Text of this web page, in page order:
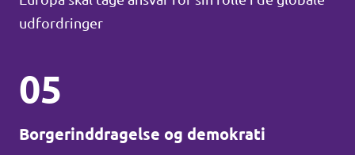
udfordringer
05
Borgerinddragelse og demokrati